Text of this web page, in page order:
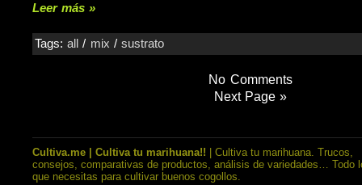
Leer más »
Tags:all / mix /sustrato
No Comments
Next Page »
Cultiva.me | Cultiva tu marihuana!! | Cultiva tu marihuana. Trucos,
consejos, comparativas de productos, análisis de variedades… Todo
que necesitas para cultivar buenos cogollos.